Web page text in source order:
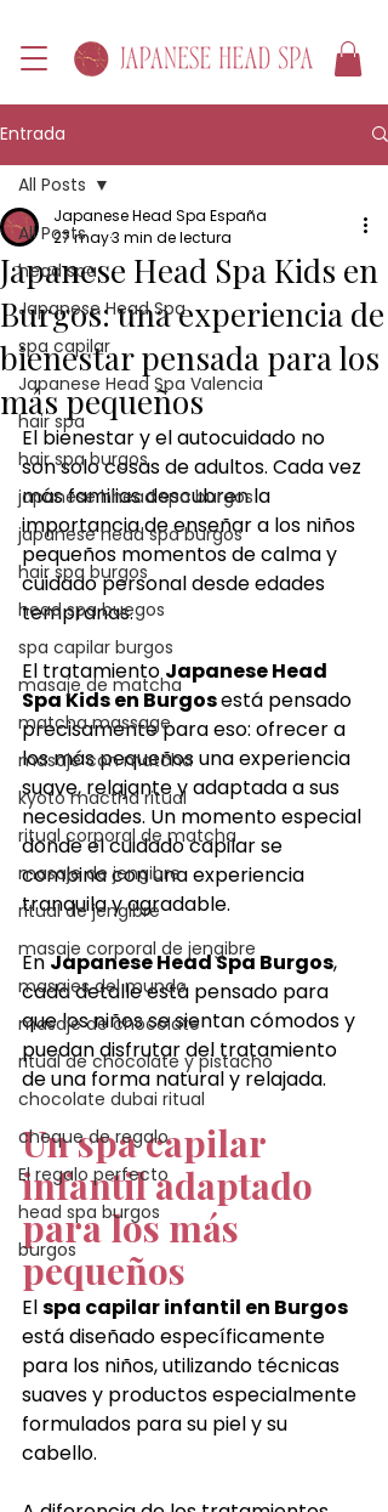
Entrada
All Posts
head spa
Japanese Head Spa
spa capilar
Japanese Head Spa Valencia
hair spa
hair spa burgos
japanese hhead spa burgos
japanese head spa burgos
hair spa burgos
head spa buegos
spa capilar burgos
masaje de matcha
matcha massage
masaje con matcha
kyoto mactha ritual
ritual corporal de matcha
masaje de jengibre
ritual de jengibre
masaje corporal de jengibre
masajes del mundo
masaje de chocolate
ritual de chocolate y pistacho
chocolate dubai ritual
cheque de regalo
El regalo perfecto
head spa burgos
burgos
All Posts
Japanese Head Spa Kids en
Burgos: una experiencia de
bienestar pensada para los
más pequeños
Japanese Head Spa España
27 may3 min de lectura
El bienestar y el autocuidado no
son solo cosas de adultos. Cada vez
más familias descubren la
importancia de enseñar a los niños
pequeños momentos de calma y
cuidado personal desde edades
tempranas.
El tratamiento Japanese Head
Spa Kids en Burgos está pensado
precisamente para eso: ofrecer a
los más pequeños una experiencia
suave, relajante y adaptada a sus
necesidades. Un momento especial
donde el cuidado capilar se
combina con una experiencia
tranquila y agradable.
En Japanese Head Spa Burgos,
cada detalle está pensado para
que los niños se sientan cómodos y
puedan disfrutar del tratamiento
de una forma natural y relajada.
Un spa capilar
infantil adaptado
para los más
pequeños
El spa capilar infantil en Burgos
está diseñado específicamente
para los niños, utilizando técnicas
suaves y productos especialmente
formulados para su piel y su
cabello.